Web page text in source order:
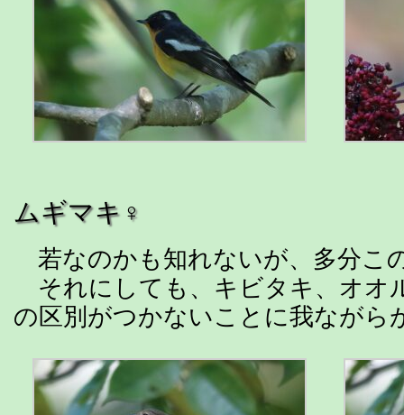
ムギマキ♀
若なのかも知れないが、多分こ
それにしても、キビタキ、オオ
の区別がつかないことに我ながら